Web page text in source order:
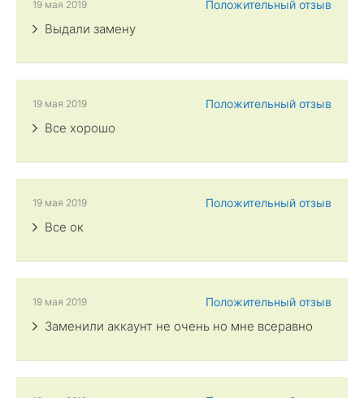
Положительный отзыв
19 мая 2019
Выдали замену
Положительный отзыв
19 мая 2019
Все хорошо
Положительный отзыв
19 мая 2019
Все ок
Положительный отзыв
19 мая 2019
Заменили аккаунт не очень но мне всеравно